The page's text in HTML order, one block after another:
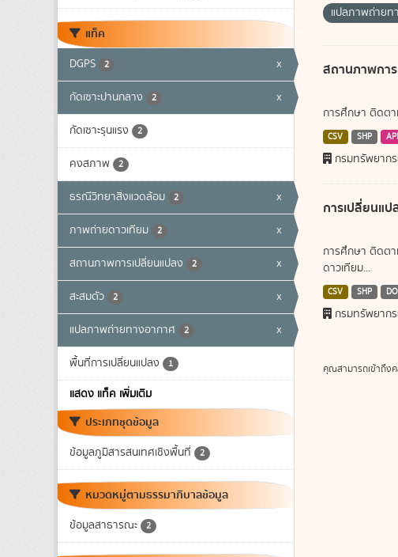
แท็ค
DGPS 2 x
กัดเซาะปานกลาง 2 x
กัดเซาะรุนแรง 2
คงสภาพ 2
ธรณีวิทยาสิ่งแวดล้อม 2 x
ภาพถ่ายดาวเทียม 2 x
สถานภาพการเปลี่ยนแปลง 2 x
สะสมตัว 2 x
แปลภาพถ่ายทางอากาศ 2 x
พื้นที่การเปลี่ยนแปลง 1
แสดง แท็ค เพิ่มเติม
ประเภทชุดข้อมูล
ข้อมูลภูมิสารสนเทศเชิงพื้นที่ 2
หมวดหมู่ตามธรรมาภิบาลข้อมูล
ข้อมูลสาธารณะ 2
แปลภาพถ่ายท
สถานภาพกา
การศึกษา ติดตา
CSV SHP API
กรมทรัพยาก
การเปลี่ยนแป
การศึกษา ติดตา
ดาวเทียม...
CSV SHP
กรมทรัพยาก
คุณสามารถเข้าถึง